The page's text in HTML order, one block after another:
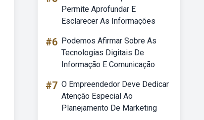
Permite Aprofundar E
Esclarecer As Informações
#6 Podemos Afirmar Sobre As
Tecnologias Digitais De
Informação E Comunicação
#7 O Empreendedor Deve Dedicar
Atenção Especial Ao
Planejamento De Marketing